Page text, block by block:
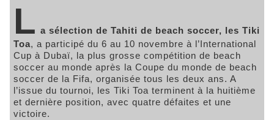
L a sélection de Tahiti de beach soccer, les Tiki
Toa, a participé du 6 au 10 novembre à l’International
Cup à Dubaï, la plus grosse compétition de beach
soccer au monde après la Coupe du monde de beach
soccer de la Fifa, organisée tous les deux ans. A
l’issue du tournoi, les Tiki Toa terminent à la huitième
et dernière position, avec quatre défaites et une
victoire.